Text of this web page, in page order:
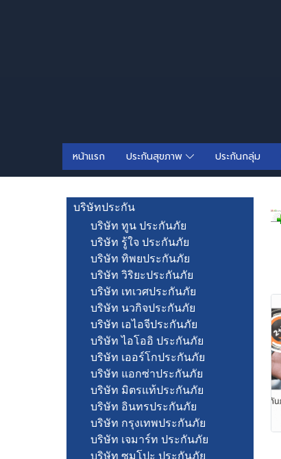
หน้าแรก ประกันสุขภาพ ประกันกลุ่ม
บริษัทประกัน
บริษัท ทูน ประกันภัย
บริษัท รู้ใจ ประกันภัย
บริษัท ทิพยประกันภัย
บริษัท วิริยะประกันภัย
บริษัท เทเวศประกันภัย
บริษัท นวกิจประกันภัย
บริษัท เอไอจีประกันภัย
บริษัท ไอโออิ ประกันภัย
บริษัท เออร์โกประกันภัย
บริษัท แอกซ่าประกันภัย
บริษัท มิตรแท้ประกันภัย
บริษัท อินทรประกันภัย
บริษัท กรุงเทพประกันภัย
บริษัท เจมาร์ท ประกันภัย
บริษัท ซมโปะ ประกันภัย